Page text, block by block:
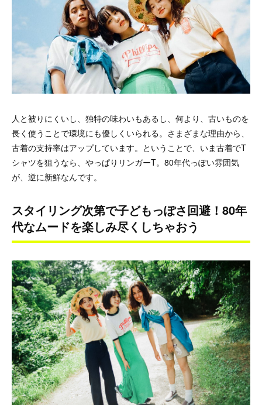
人と被りにくいし、独特の味わいもあるし、何より、古いものを
長く使うことで環境にも優しくいられる。さまざまな理由から、
古着の支持率はアップしています。ということで、いま古着でT
シャツを狙うなら、やっぱりリンガーT。80年代っぽい雰囲気
が、逆に新鮮なんです。
スタイリング次第で子どもっぽさ回避！80年
代なムードを楽しみ尽くしちゃおう